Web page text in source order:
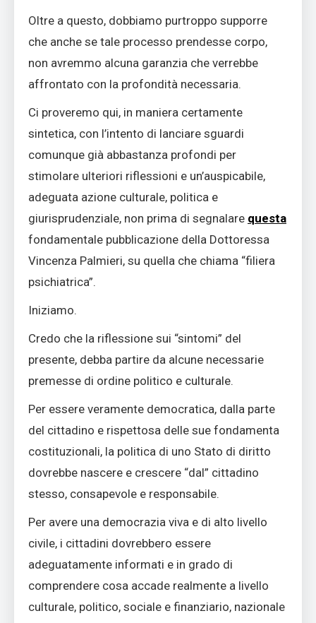
Oltre a questo, dobbiamo purtroppo supporre
che anche se tale processo prendesse corpo,
non avremmo alcuna garanzia che verrebbe
affrontato con la profondità necessaria.
Ci proveremo qui, in maniera certamente
sintetica, con l’intento di lanciare sguardi
comunque già abbastanza profondi per
stimolare ulteriori riflessioni e un’auspicabile,
adeguata azione culturale, politica e
giurisprudenziale, non prima di segnalare questa
fondamentale pubblicazione della Dottoressa
Vincenza Palmieri, su quella che chiama “filiera
psichiatrica”.
Iniziamo.
Credo che la riflessione sui “sintomi” del
presente, debba partire da alcune necessarie
premesse di ordine politico e culturale.
Per essere veramente democratica, dalla parte
del cittadino e rispettosa delle sue fondamenta
costituzionali, la politica di uno Stato di diritto
dovrebbe nascere e crescere “dal” cittadino
stesso, consapevole e responsabile.
Per avere una democrazia viva e di alto livello
civile, i cittadini dovrebbero essere
adeguatamente informati e in grado di
comprendere cosa accade realmente a livello
culturale, politico, sociale e finanziario, nazionale